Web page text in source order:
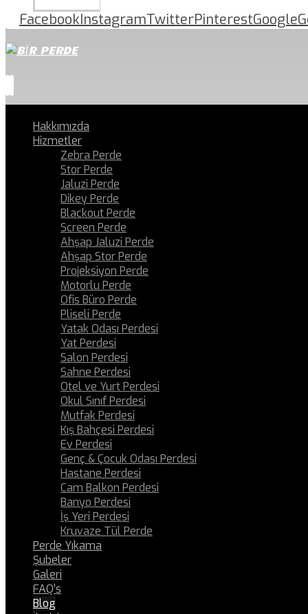
FacebookInstagramTwitterPinterestGoogle
Hakkımızda
Hizmetler
Zebra Perde
Stor Perde
Jaluzi Perde
Dikey Perde
Blackout Perde
Screen Perde
Ahşap Jaluzi Perde
Ahşap Stor Perde
Projeksiyon Perde
Motorlu Perde
Ofis Büro Perde
Pliseli Perde
Yatak Odası Perdesi
Yat Perdesi
Salon Perdesi
Sahne Perdesi
Otel ve Yurt Perdesi
Okul Sınıf Perdesi
Mutfak Perdesi
Kış Bahçesi Perdesi
Ev Perdesi
Genç & Çocuk Odası Perdesi
Hastane Perdesi
Cam Balkon Perdesi
Banyo Perdesi
İş Yeri Perdesi
Kruvaze Tül Perde
Perde Yıkama
Şubeler
Galeri
FAQ’s
Blog